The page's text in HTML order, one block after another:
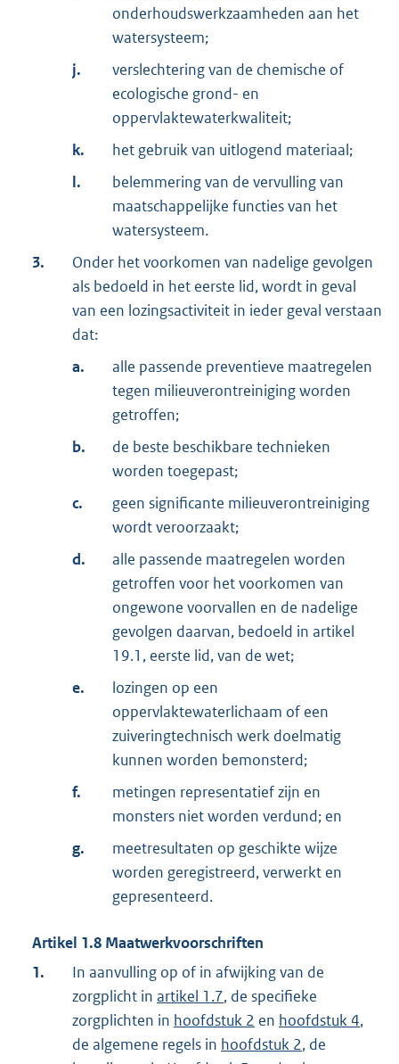
onderhoudswerkzaamheden aan het
watersysteem;
j.
verslechtering van de chemische of
ecologische grond- en
oppervlaktewaterkwaliteit;
k.
het gebruik van uitlogend materiaal;
l.
belemmering van de vervulling van
maatschappelijke functies van het
watersysteem.
3.
Onder het voorkomen van nadelige gevolgen
als bedoeld in het eerste lid, wordt in geval
van een lozingsactiviteit in ieder geval verstaan
dat:
a.
alle passende preventieve maatregelen
tegen milieuverontreiniging worden
getroffen;
b.
de beste beschikbare technieken
worden toegepast;
c.
geen significante milieuverontreiniging
wordt veroorzaakt;
d.
alle passende maatregelen worden
getroffen voor het voorkomen van
ongewone voorvallen en de nadelige
gevolgen daarvan, bedoeld in artikel
19.1, eerste lid, van de wet;
e.
lozingen op een
oppervlaktewaterlichaam of een
zuiveringtechnisch werk doelmatig
kunnen worden bemonsterd;
f.
metingen representatief zijn en
monsters niet worden verdund; en
g.
meetresultaten op geschikte wijze
worden geregistreerd, verwerkt en
gepresenteerd.
Artikel 1.8 Maatwerkvoorschriften
1.
In aanvulling op of in afwijking van de
zorgplicht in artikel 1.7, de specifieke
zorgplichten in hoofdstuk 2 en hoofdstuk 4,
de algemene regels in hoofdstuk 2, de